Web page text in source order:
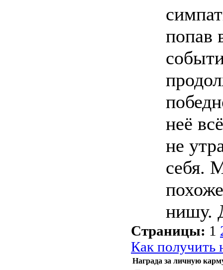
попав
неё
не
себя.
нишу.
Страницы: 1
Как получить
Награда за личную